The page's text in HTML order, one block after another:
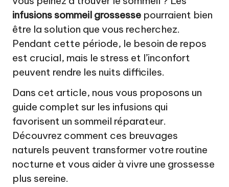
t
u
r
el
infusions sommeil grossesse pourraient bien
être la solution que vous recherchez.
Pendant cette période, le besoin de repos
est crucial, mais le stress et l’inconfort
peuvent rendre les nuits difficiles.
Dans cet article, nous vous proposons un
guide complet sur les infusions qui
favorisent un sommeil réparateur.
Découvrez comment ces breuvages
naturels peuvent transformer votre routine
nocturne et vous aider à vivre une grossesse
plus sereine.